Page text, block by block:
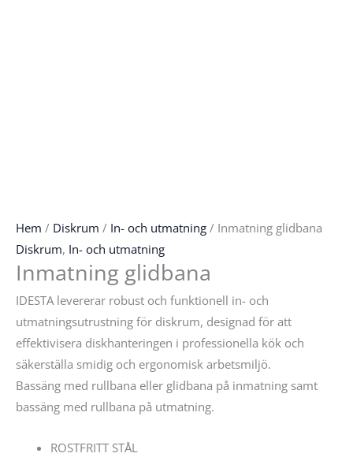
Hem / Diskrum / In- och utmatning / Inmatning glidbana
Diskrum, In- och utmatning
Inmatning glidbana
IDESTA levererar robust och funktionell in- och
utmatningsutrustning för diskrum, designad för att
effektivisera diskhanteringen i professionella kök och
säkerställa smidig och ergonomisk arbetsmiljö.
Bassäng med rullbana eller glidbana på inmatning samt
bassäng med rullbana på utmatning.
ROSTFRITT STÅL